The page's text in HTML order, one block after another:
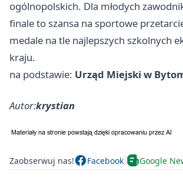
ogólnopolskich. Dla młodych
finale to szansa na sportowe
medale na tle najlepszych szkolnych
kraju.
na podstawie: Urząd Miejski w
Autor:krystian
Zaobserwuj nas! Facebook Google